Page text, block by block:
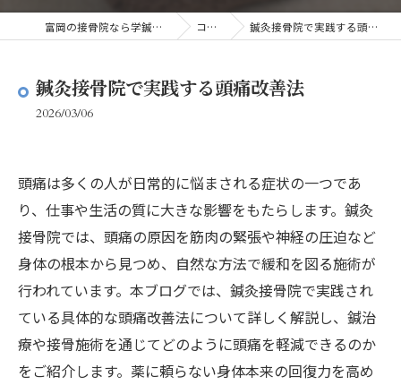
富岡の接骨院なら学鍼灸接骨院 コラム 鍼灸接骨院で実践する頭痛改善法
鍼灸接骨院で実践する頭痛改善法
2026/03/06
頭痛は多くの人が日常的に悩まされる症状の一つであ
り、仕事や生活の質に大きな影響をもたらします。鍼灸
接骨院では、頭痛の原因を筋肉の緊張や神経の圧迫など
身体の根本から見つめ、自然な方法で緩和を図る施術が
行われています。本ブログでは、鍼灸接骨院で実践され
ている具体的な頭痛改善法について詳しく解説し、鍼治
療や接骨施術を通じてどのように頭痛を軽減できるのか
をご紹介します。薬に頼らない身体本来の回復力を高め